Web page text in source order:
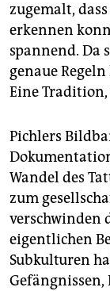
zugemalt,
erkennen
spannend. Da
genaue
Eine
Pichlers
Wandel des
zum
verschwinden
eigentlichen
Subkulturen